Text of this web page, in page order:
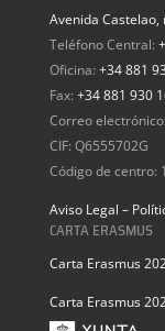
Avenida Castelao,
Teléfono Central:
Oficina: +34 881
Fax: +34 881 930
Correo electrónico:
CIF: Q6555702G
Código de centro:
Aviso Legal –
CARTA ERASMUS
Carta Erasmus
Carta Erasmus